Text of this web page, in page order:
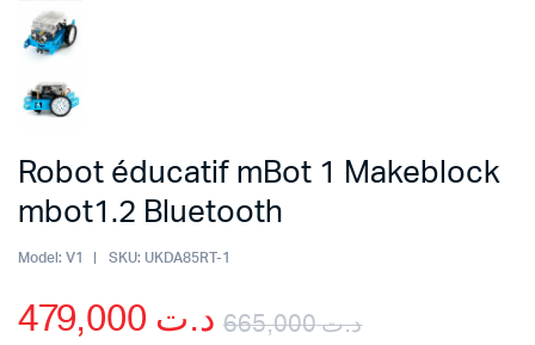
Robot éducatif mBot 1 Makeblock
mbot1.2 Bluetooth
Model: V1 SKU: UKDA85RT-1
د.ت665,000 د.ت